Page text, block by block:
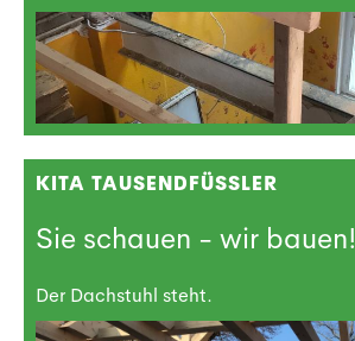
KITA TAUSENDFÜSSLER
Sie schauen - wir bauen!
Der Dachstuhl steht.